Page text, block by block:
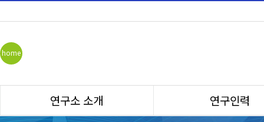
home
연구소 소개 연구인력